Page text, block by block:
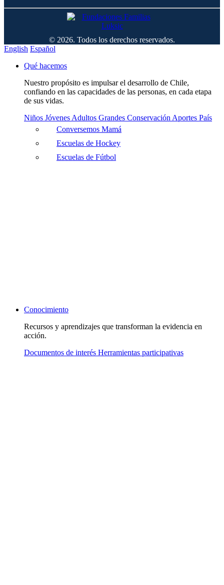
© 2026. Todos los derechos reservados.
English Español
Qué hacemos
Nuestro propósito es impulsar el desarrollo de Chile,
confiando en las capacidades de las personas, en cada etapa
de sus vidas.
Niños Jóvenes Adultos Grandes Conservación Aportes País
Conversemos Mamá
Escuelas de Hockey
Escuelas de Fútbol
Conocimiento
Recursos y aprendizajes que transforman la evidencia en
acción.
Documentos de interés Herramientas participativas